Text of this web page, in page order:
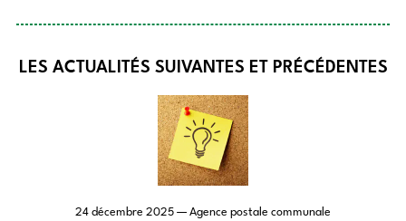
LES ACTUALITÉS SUIVANTES ET PRÉCÉDENTES
24 décembre 2025 — Agence postale communale